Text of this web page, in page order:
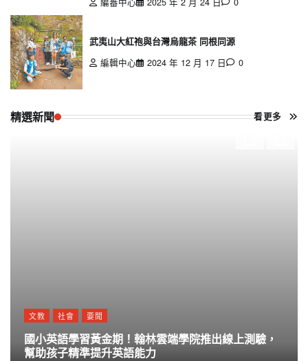
武夷山大紅袍與台灣烏龍茶 同根同源
編輯中心
2024 年 12 月 17 日 0
精選新聞 看更多
文教 社會 要聞
國小英語學習黃金期！翰林雲端學院推出線上測驗，
幫助孩子精準提升英語能力